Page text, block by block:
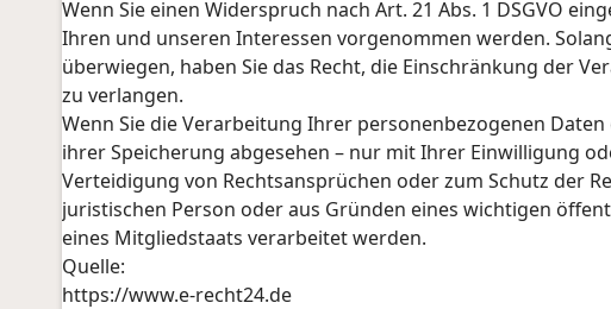
Wenn Sie einen Widerspruch nach Art. 21 Abs. 1 DSGVO
Ihren und unseren Interessen vorgenommen werden.
überwiegen, haben Sie das Recht, die Einschränkung der
zu verlangen.
Wenn Sie die Verarbeitung Ihrer personenbezogenen
ihrer Speicherung abgesehen – nur mit Ihrer Einwilligung
Verteidigung von Rechtsansprüchen oder zum Schutz der
juristischen Person oder aus Gründen eines wichtigen
eines Mitgliedstaats verarbeitet werden.
Quelle:
https://www.e-recht24.de